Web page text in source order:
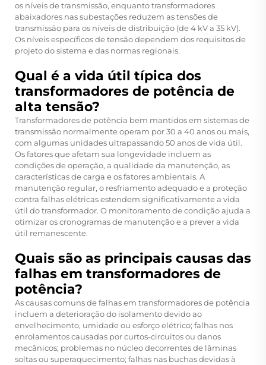
os níveis de transmissão, enquanto transformadores
abaixadores nas subestações reduzem as tensões de
transmissão para os níveis de distribuição (de 4 kV a 35 kV).
Os níveis específicos de tensão dependem dos requisitos de
projeto do sistema e das normas regionais.
Qual é a vida útil típica dos
transformadores de potência de
alta tensão?
Transformadores de potência bem mantidos em sistemas de
transmissão normalmente operam por 30 a 40 anos ou mais,
com algumas unidades ultrapassando 50 anos de vida útil.
Os fatores que afetam sua longevidade incluem as
condições de operação, a qualidade da manutenção, as
características de carga e os fatores ambientais. A
manutenção regular, o resfriamento adequado e a proteção
contra falhas elétricas estendem significativamente a vida
útil do transformador. O monitoramento de condição ajuda a
otimizar os cronogramas de manutenção e a prever a vida
útil remanescente.
Quais são as principais causas das
falhas em transformadores de
potência?
As causas comuns de falhas em transformadores de potência
incluem a deterioração do isolamento devido ao
envelhecimento, umidade ou esforço elétrico; falhas nos
enrolamentos causadas por curtos-circuitos ou danos
mecânicos; problemas no núcleo decorrentes de lâminas
soltas ou superaquecimento; falhas nas buchas devidas à